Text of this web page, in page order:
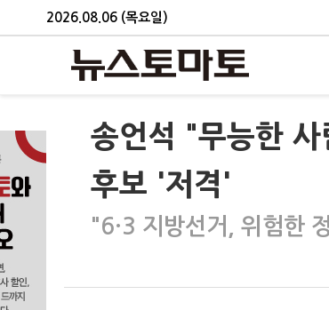
2026.08.06 (목요일)
송언석 "무능한
후보 '저격'
"6·3 지방선거, 위험한